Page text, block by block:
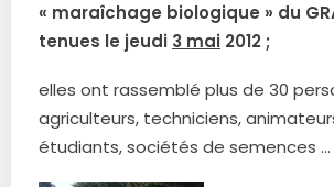
« maraîchage biologique » du
tenues le jeudi 3 mai 2012 ;
elles ont rassemblé plus de 30
agriculteurs, techniciens,
étudiants, sociétés de semences …